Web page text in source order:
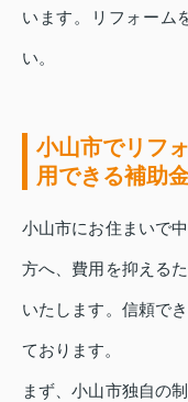
います。リフォーム
い。
小山市でリフ
用できる補助
小山市にお住まいで
方へ、費用を抑える
いたします。信頼で
ております。
まず、小山市独自の